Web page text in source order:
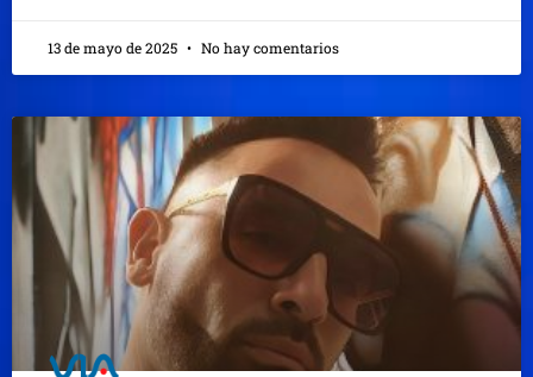
13 de mayo de 2025 No hay comentarios